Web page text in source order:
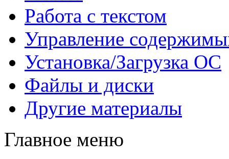
Работа с текстом
Управление
Установка/Загрузка ОС
Файлы и диски
Другие материалы
Главное меню